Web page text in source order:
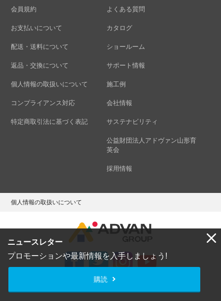
ニュースレター
プロモーションや最新情報を入手しましょう!
購読
会員規約
お支払いについて
配送・送料について
返品・交換について
個人情報の取扱いについて
コンプライアンス対応
特定商取引法に基づく表記
よくある質問
カタログ
ショールーム
サポート情報
施工例
会社情報
サステナビリティ
公益財団法人アドヴァン山形育
英会
採用情報
個人情報の取扱いについて